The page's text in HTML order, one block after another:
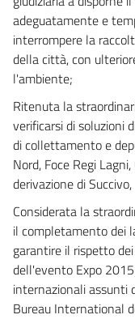
8
8 bis
9
adeguatamente e
interrompere la
della città, con
l'ambiente;
Ritenuta la
verificarsi di soluzioni
di collettamento e
Nord, Foce Regi
derivazione di
Considerata la
il completamento dei
garantire il rispetto
dell'evento Expo
internazionali assunti
Bureau International